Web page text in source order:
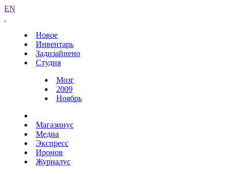
EN
Новое
Инвентарь
Задизайнено
Студия
Мозг
2009
Ноябрь
Магазинус
Медиа
Экспресс
Иронов
Журналус